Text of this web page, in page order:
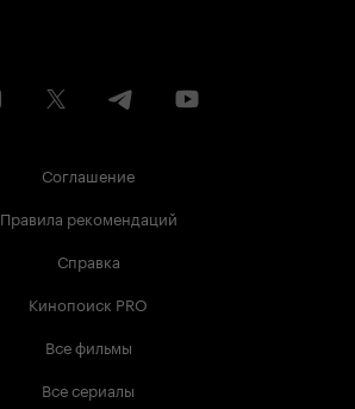
Соглашение
Правила рекомендаций
Справка
Кинопоиск PRO
Все фильмы
Все сериалы